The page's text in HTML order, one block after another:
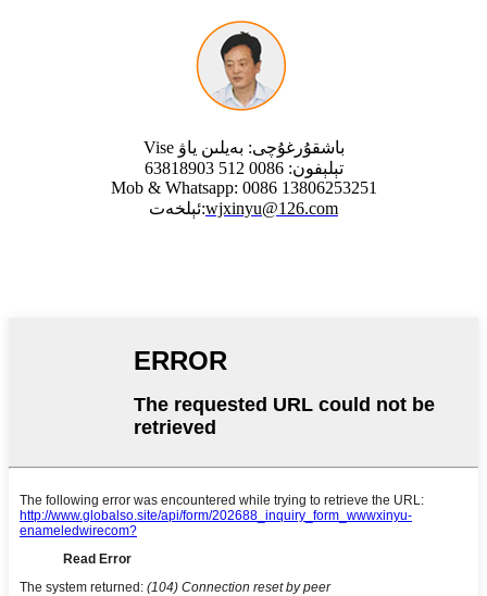
Vise باشقۇرغۇچى: بەيلىن ياۋ
تېلېفون: 0086 512 63818903
Mob & Whatsapp: 0086 13806253251
ئېلخەت:wjxinyu@126.com